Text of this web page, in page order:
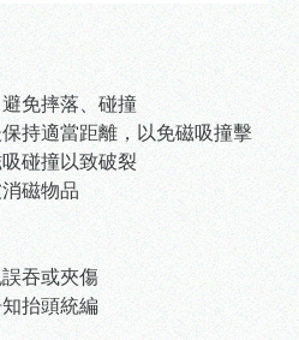
免摔落、碰撞
持適當距離，以免磁吸撞擊
碰撞以致破裂
磁物品
吞或夾傷
抬頭統編